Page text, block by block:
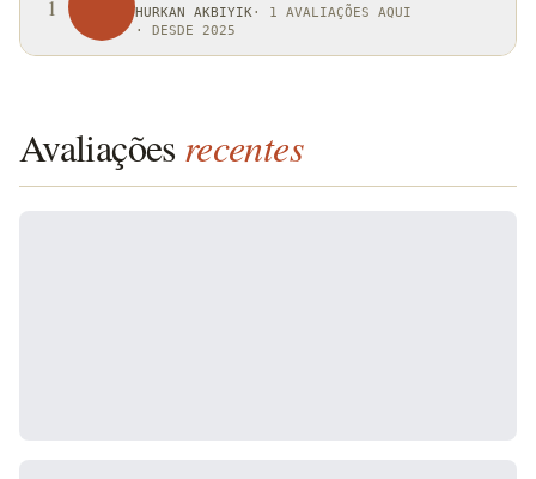
1 HURKAN AKBIYIK · 1 AVALIAÇÕES AQUI
· DESDE 2025
Avaliações recentes